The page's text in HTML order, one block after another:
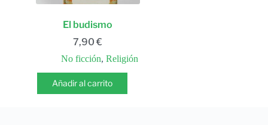
El budismo
7,90€
No ficción,Religión
Añadir al carrito